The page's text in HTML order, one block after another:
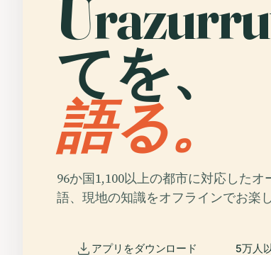
てを、
語る。
96か国1,100以上の都市に対応した
語、現地の知識をオフラインでお楽
アプリをダウンロード 5万人